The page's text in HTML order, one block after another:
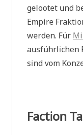
gelootet und
Empire
werden. Für
ausführlichen
sind vom
Faction